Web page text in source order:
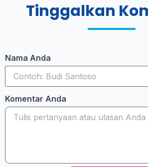
Tinggalkan
Nama Anda
Komentar Anda